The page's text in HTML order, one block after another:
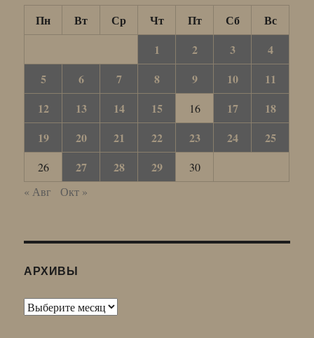
Пн Вт Ср Чт Пт Сб
Вс
1
2 3
4
5
6 7 8 9 10
11
12
13 14 15 16 17
18
19
20 21 22 23 24 25
26 27 28 29
30
« Авг
Окт »
АРХИВЫ
Архивы